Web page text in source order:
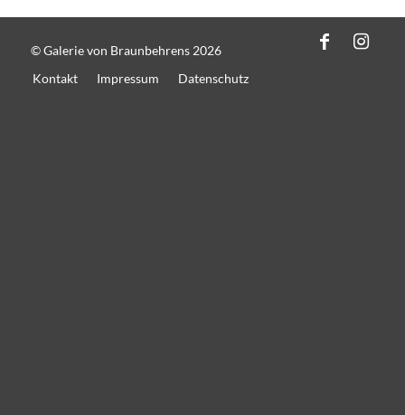
© Galerie von Braunbehrens 2026
Kontakt
Impressum Datenschutz